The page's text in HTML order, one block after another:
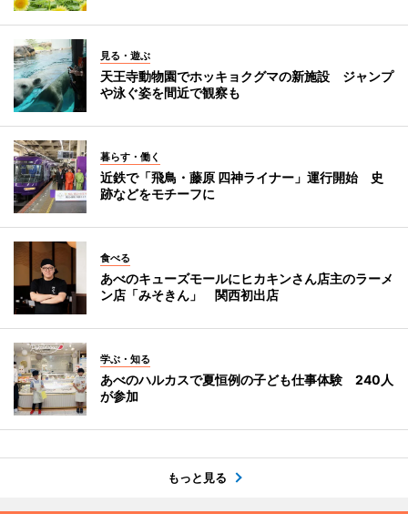
見る・遊ぶ
天王寺動物園でホッキョクグマの新施設 ジャンプ
や泳ぐ姿を間近で観察も
暮らす・働く
近鉄で「飛鳥・藤原 四神ライナー」運行開始 史
跡などをモチーフに
食べる
あべのキューズモールにヒカキンさん店主のラーメ
ン店「みそきん」 関西初出店
学ぶ・知る
あべのハルカスで夏恒例の子ども仕事体験 240人
が参加
もっと見る